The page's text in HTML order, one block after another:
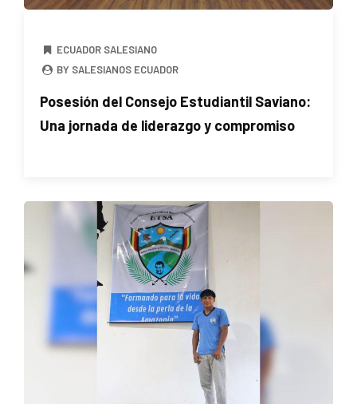
ECUADOR SALESIANO
BY SALESIANOS ECUADOR
Posesión del Consejo Estudiantil Saviano:
Una jornada de liderazgo y compromiso